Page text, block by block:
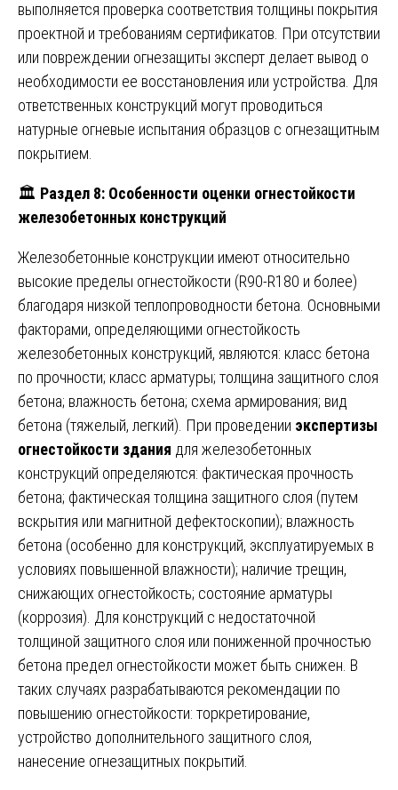
выполняется проверка соответствия толщины покрытия
проектной и требованиям сертификатов. При отсутствии
или повреждении огнезащиты эксперт делает вывод о
необходимости ее восстановления или устройства. Для
ответственных конструкций могут проводиться
натурные огневые испытания образцов с огнезащитным
покрытием.
🏛️ Раздел 8: Особенности оценки огнестойкости
железобетонных конструкций
Железобетонные конструкции имеют относительно
высокие пределы огнестойкости (R90-R180 и более)
благодаря низкой теплопроводности бетона. Основными
факторами, определяющими огнестойкость
железобетонных конструкций, являются: класс бетона
по прочности; класс арматуры; толщина защитного слоя
бетона; влажность бетона; схема армирования; вид
бетона (тяжелый, легкий). При проведении экспертизы
огнестойкости здания для железобетонных
конструкций определяются: фактическая прочность
бетона; фактическая толщина защитного слоя (путем
вскрытия или магнитной дефектоскопии); влажность
бетона (особенно для конструкций, эксплуатируемых в
условиях повышенной влажности); наличие трещин,
снижающих огнестойкость; состояние арматуры
(коррозия). Для конструкций с недостаточной
толщиной защитного слоя или пониженной прочностью
бетона предел огнестойкости может быть снижен. В
таких случаях разрабатываются рекомендации по
повышению огнестойкости: торкретирование,
устройство дополнительного защитного слоя,
нанесение огнезащитных покрытий.